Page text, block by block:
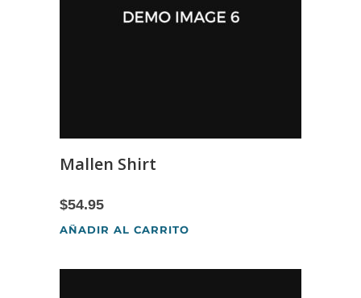
Mallen Shirt
$54.95
AÑADIR AL CARRITO